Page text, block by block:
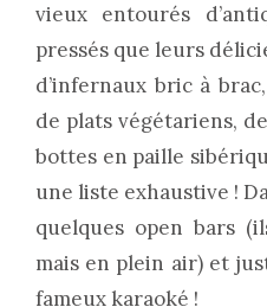
vieux entourés
pressés que leurs
d’infernaux bric à
de plats végétariens,
bottes en paille
une liste exhaustive !
quelques open bars
mais en plein air) et
fameux karaoké !